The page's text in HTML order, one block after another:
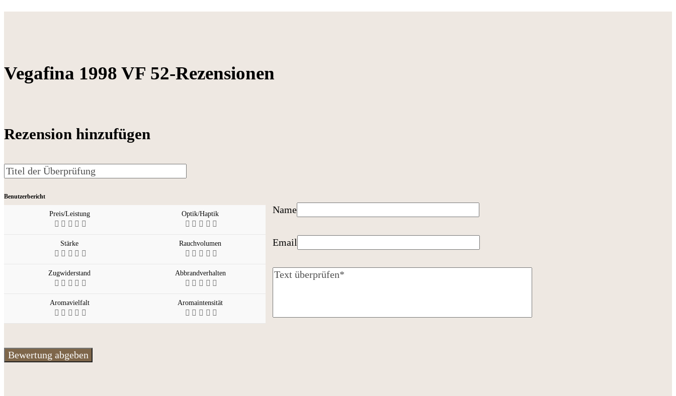
Vegafina 1998 VF 52-Rezensionen
Rezension hinzufügen
Benutzerbericht
Preis/Leistung Optik/Haptik
Stärke Rauchvolumen
Zugwiderstand Abbrandverhalten
Aromavielfalt Aromaintensität
Name
Email